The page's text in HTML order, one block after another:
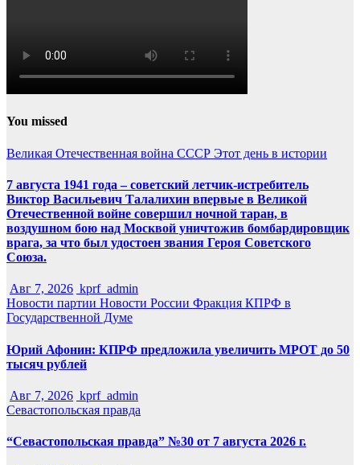
You missed
Великая Отечественная война СССР Этот день в истории
7 августа 1941 года – советский летчик-истребитель
Виктор Васильевич Талалихин впервые в Великой
Отечественной войне совершил ночной таран, в
воздушном бою над Москвой уничтожив бомбардировщик
врага, за что был удостоен звания Героя Советского
Союза.
Авг 7, 2026 kprf_admin
Новости партии Новости России Фракция КПРФ в
Государственной Думе
Юрий Афонин: КПРФ предложила увеличить МРОТ до 50
тысяч рублей
Авг 7, 2026 kprf_admin
Севастопольская правда
“Севастопольская правда” №30 от 7 августа 2026 г.